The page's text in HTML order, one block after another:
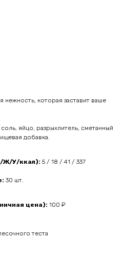
которая заставит ваше
соль, яйцо, разрыхлитель, сметанный
добавка.
Ж/У/ккал): 5 / 18 / 41 / 337
30 шт.
цена): 100 ₽
теста